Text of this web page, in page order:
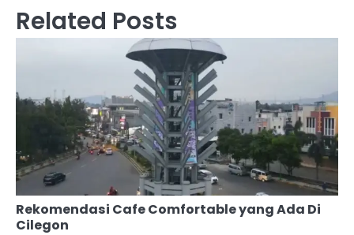
Related Posts
Rekomendasi Cafe Comfortable yang Ada Di
Cilegon